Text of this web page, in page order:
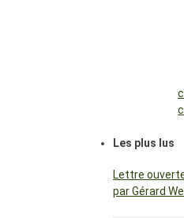
Les plus lus
Lettre
par Gérard